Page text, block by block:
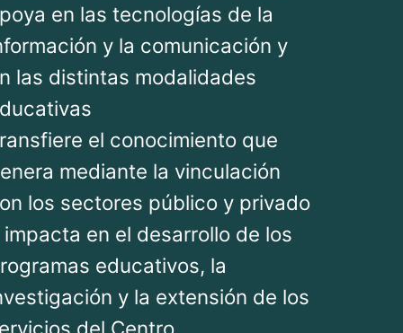
en las tecnologías de la
y la comunicación y
las distintas modalidades
el conocimiento que
mediante la vinculación
los sectores público y privado
impacta en el desarrollo de los
educativos, la
y la extensión de los
del Centro